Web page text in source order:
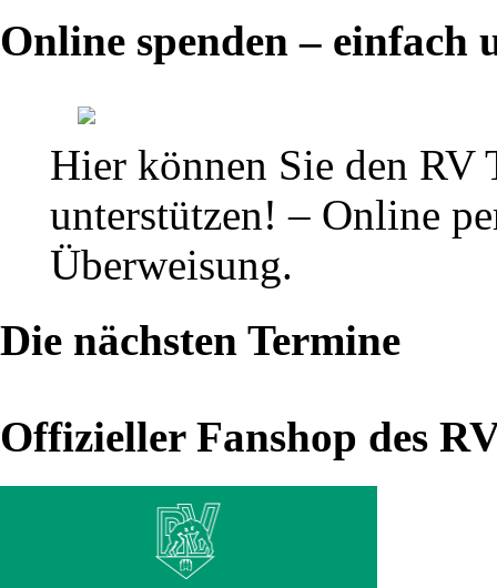
Online spenden – einfach
Hier können Sie den RV
unterstützen! – Online
Überweisung.
Die nächsten Termine
Offizieller Fanshop des
Bericht
Kampftag:
Thalheim
AC
Artern